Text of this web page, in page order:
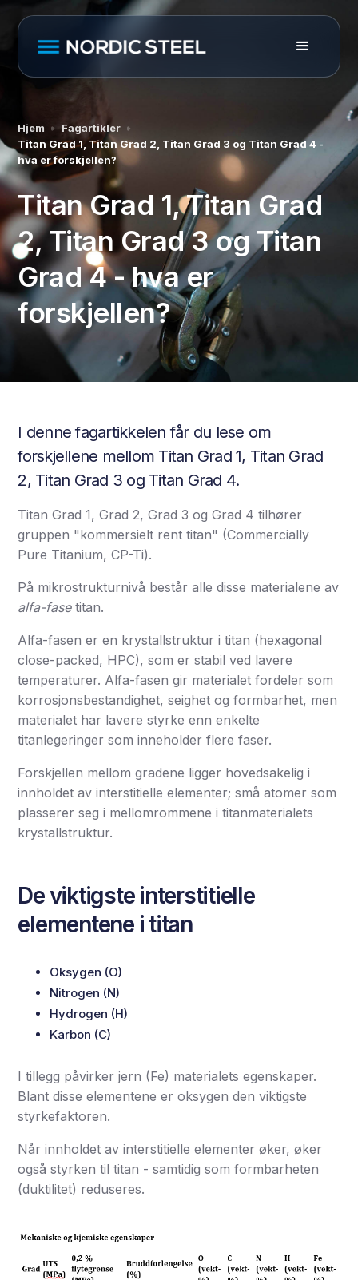
Hjem
Fagartikler
Titan Grad 1, Titan Grad 2, Titan Grad 3 og Titan Grad 4 -
hva er forskjellen?
Titan Grad 1, Titan Grad
2, Titan Grad 3 og Titan
Grad 4 - hva er
forskjellen?
I denne fagartikkelen får du lese om
forskjellene mellom Titan Grad 1, Titan Grad
2, Titan Grad 3 og Titan Grad 4.
Titan Grad 1, Grad 2, Grad 3 og Grad 4 tilhører
gruppen "kommersielt rent titan" (Commercially
Pure Titanium, CP-Ti).
På mikrostrukturnivå består alle disse materialene av
alfa-fasetitan.
Alfa-fasen er en krystallstruktur i titan (hexagonal
close-packed, HPC), som er stabil ved lavere
temperaturer. Alfa-fasen gir materialet fordeler som
korrosjonsbestandighet, seighet og formbarhet, men
materialet har lavere styrke enn enkelte
titanlegeringer som inneholder flere faser.
Forskjellen mellom gradene ligger hovedsakelig i
innholdet av interstitielle elementer; små atomer som
plasserer seg i mellomrommene i titanmaterialets
krystallstruktur.
De viktigste interstitielle
elementene i titan
Oksygen (O)
Nitrogen (N)
Hydrogen (H)
Karbon (C)
I tillegg påvirker jern (Fe) materialets egenskaper.
Blant disse elementene er oksygen den viktigste
styrkefaktoren.
Når innholdet av interstitielle elementer øker, øker
også styrken til titan - samtidig som formbarheten
(duktilitet) reduseres.